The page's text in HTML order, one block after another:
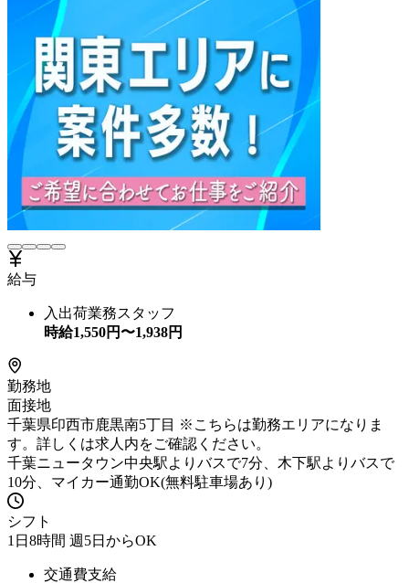
給与
入出荷業務スタッフ
時給1,550円〜1,938円
勤務地
面接地
千葉県印西市鹿黒南5丁目 ※こちらは勤務エリアになりま
す。詳しくは求人内をご確認ください。
千葉ニュータウン中央駅よりバスで7分、木下駅よりバスで
10分、マイカー通勤OK(無料駐車場あり)
シフト
1日8時間 週5日からOK
交通費支給